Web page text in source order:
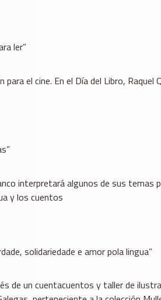
ler”
el cine. En el Día del Libro,
interpretará algunos de sus
y los cuentos
solidariedade e amor pola lingua”
de un cuentacuentos y taller de